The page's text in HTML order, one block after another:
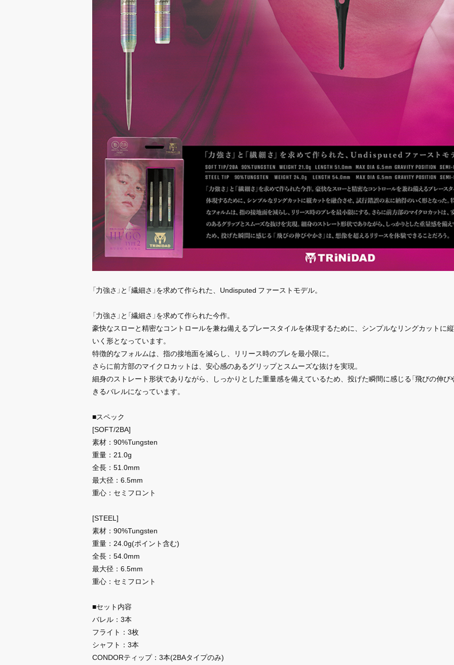
「力強さ」と「繊細さ」を求めて作られた、Undisputed ファーストモデル。
「力強さ」と「繊細さ」を求めて作られた今作。
豪快なスローと精密なコントロールを兼ね備えるプレースタイルを体現するために、シンプルなリングカットに
いく形となっています。
特徴的なフォルムは、指の接地面を減らし、リリース時のブレを最小限に。
さらに前方部のマイクロカットは、安心感のあるグリップとスムーズな抜けを実現。
細身のストレート形状でありながら、しっかりとした重量感を備えているため、投げた瞬間に感じる「飛びの伸び
きるバレルになっています。
■スペック
[SOFT/2BA]
素材：90%Tungsten
重量：21.0g
全長：51.0mm
最大径：6.5mm
重心：セミフロント
[STEEL]
素材：90%Tungsten
重量：24.0g(ポイント含む)
全長：54.0mm
最大径：6.5mm
重心：セミフロント
■セット内容
バレル：3本
フライト：3枚
シャフト：3本
CONDORティップ：3本(2BAタイプのみ)